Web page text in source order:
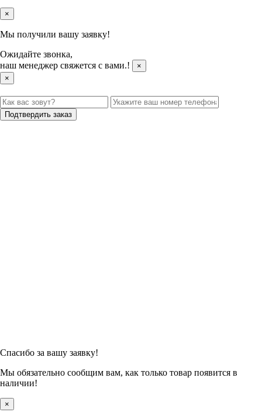
×
Мы получили вашу заявку!
Ожидайте звонка,
наш менеджер свяжется с вами.!
×
×
Подтвердить заказ
Спасибо за вашу заявку!
Мы обязательно сообщим вам, как только товар появится в
наличии!
×